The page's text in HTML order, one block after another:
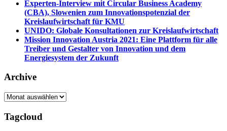
Experten-Interview mit Circular Business Academy
(CBA), Slowenien zum Innovationspotenzial der
Kreislaufwirtschaft für KMU
UNIDO: Globale Konsultationen zur Kreislaufwirtschaft
Mission Innovation Austria 2021: Eine Plattform für alle
Treiber und Gestalter von Innovation und dem
Energiesystem der Zukunft
Archive
Archive
Tagcloud